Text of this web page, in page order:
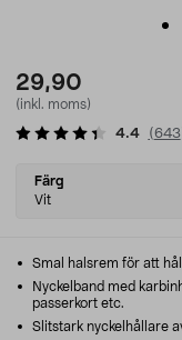
29,90
(inkl. moms)
4.4 (643
Select
variant
Färg
Vit
Smal halsrem för att
Nyckelband med
passerkort etc.
Slitstark nyckelhållare